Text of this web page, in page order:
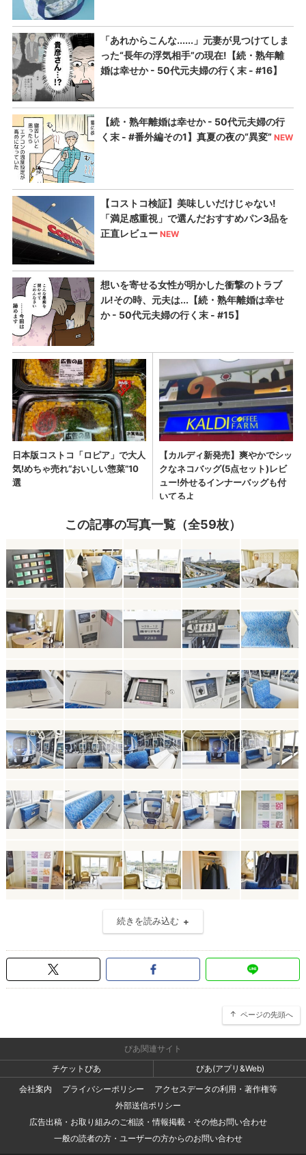
この記事の写真一覧（全59枚）
続きを読み込む
ページの先頭へ
ぴあ関連サイト
チケットぴあ
ぴあ(アプリ&Web)
会社案内
プライバシーポリシー
アクセスデータの利用・著作権等
外部送信ポリシー
広告出稿・お取り組みのご相談・情報掲載・その他お問い合わせ
一般の読者の方・ユーザーの方からのお問い合わせ